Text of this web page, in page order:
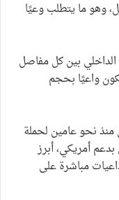
وهو ما يتطلب وعيًا
بين كل مفاصل
واعيًا بحجم
نحو عامين لحملة
أمريكي، أبرز
مباشرة على